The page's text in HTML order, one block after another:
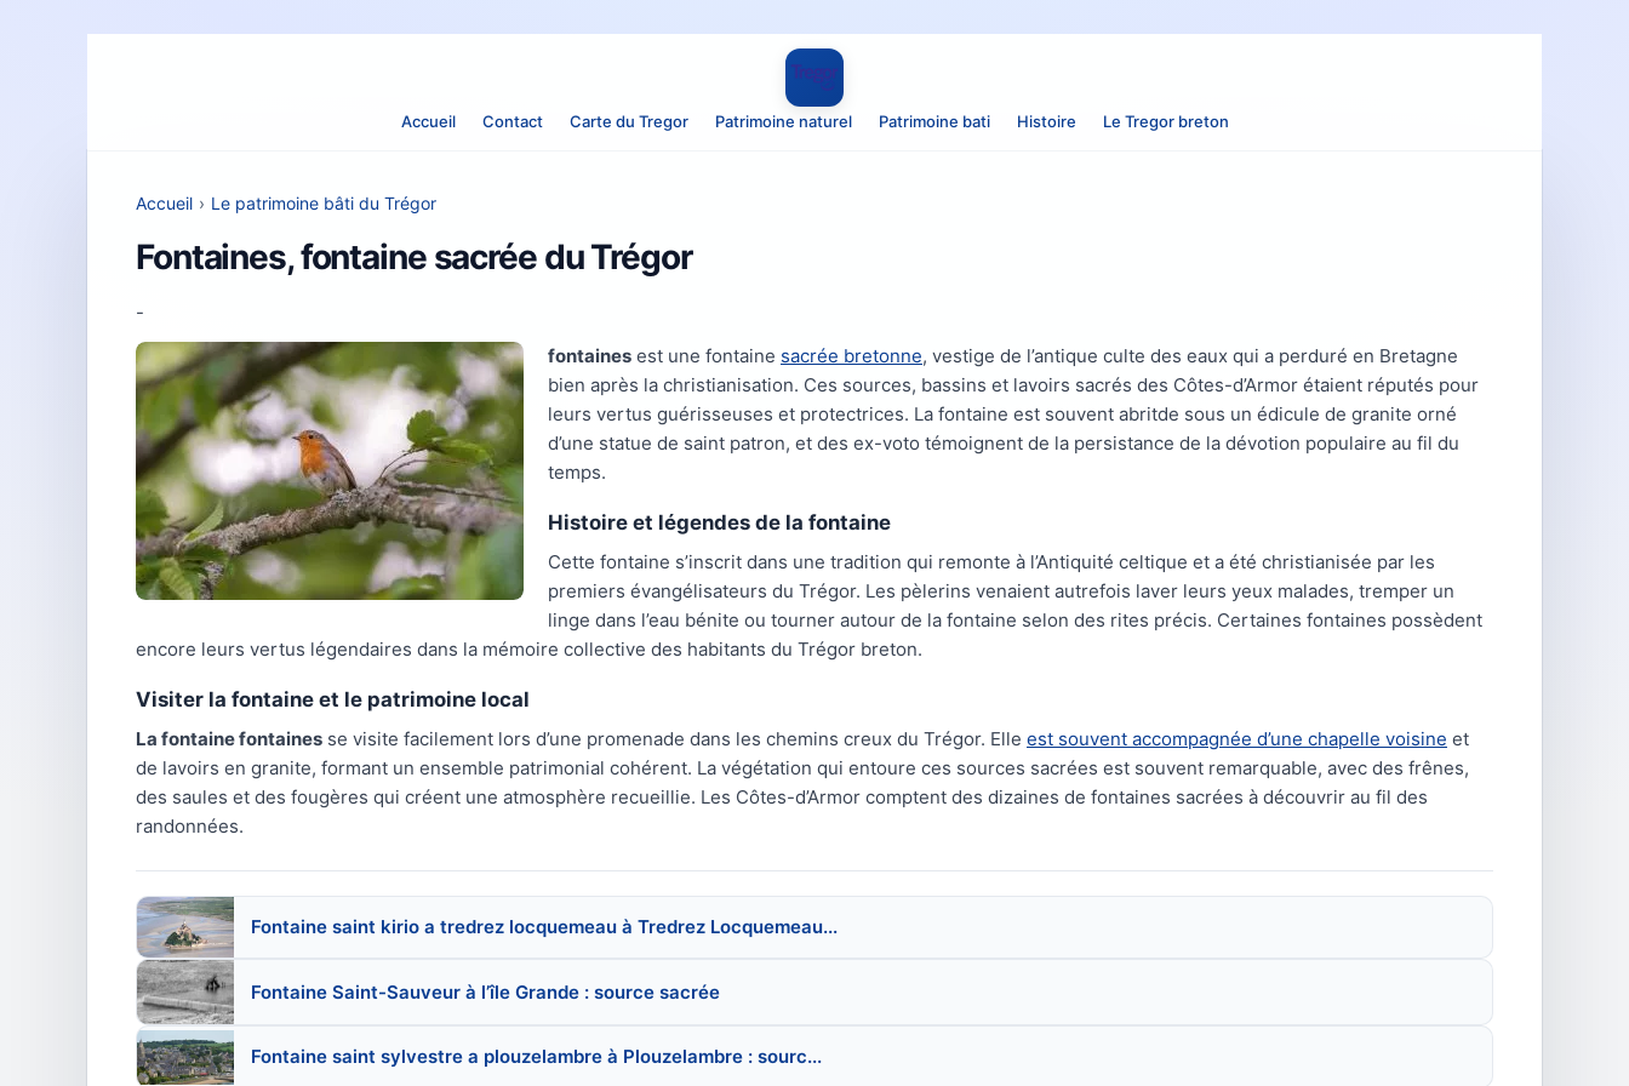
Accueil Contact Carte du Tregor Patrimoine naturel Patrimoine bati Histoire Le Tregor breton
Accueil › Le patrimoine bâti du Trégor
Fontaines, fontaine sacrée du Trégor
-
fontaines est une fontaine sacrée bretonne, vestige de l’antique culte des eaux qui a perduré en Bretagne
bien après la christianisation. Ces sources, bassins et lavoirs sacrés des Côtes-d’Armor étaient réputés pour
leurs vertus guérisseuses et protectrices. La fontaine est souvent abritde sous un édicule de granite orné
d’une statue de saint patron, et des ex-voto témoignent de la persistance de la dévotion populaire au fil du
temps.
Histoire et légendes de la fontaine
Cette fontaine s’inscrit dans une tradition qui remonte à l’Antiquité celtique et a été christianisée par les
premiers évangélisateurs du Trégor. Les pèlerins venaient autrefois laver leurs yeux malades, tremper un
linge dans l’eau bénite ou tourner autour de la fontaine selon des rites précis. Certaines fontaines possèdent
encore leurs vertus légendaires dans la mémoire collective des habitants du Trégor breton.
Visiter la fontaine et le patrimoine local
La fontaine fontaines se visite facilement lors d’une promenade dans les chemins creux du Trégor. Elle est souvent accompagnée d’une chapelle voisine et
de lavoirs en granite, formant un ensemble patrimonial cohérent. La végétation qui entoure ces sources sacrées est souvent remarquable, avec des frênes,
des saules et des fougères qui créent une atmosphère recueillie. Les Côtes-d’Armor comptent des dizaines de fontaines sacrées à découvrir au fil des
randonnées.
Fontaine saint kirio a tredrez locquemeau à Tredrez Locquemeau...
Fontaine Saint-Sauveur à l’île Grande : source sacrée
Fontaine saint sylvestre a plouzelambre à Plouzelambre : sourc...